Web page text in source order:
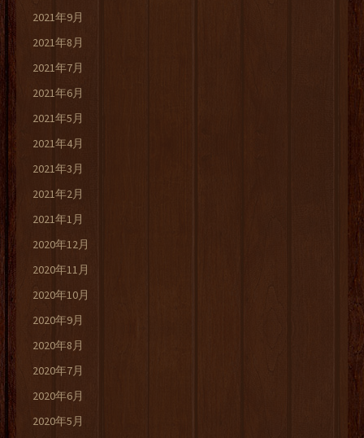
2021年9月
2021年8月
2021年7月
2021年6月
2021年5月
2021年4月
2021年3月
2021年2月
2021年1月
2020年12月
2020年11月
2020年10月
2020年9月
2020年8月
2020年7月
2020年6月
2020年5月